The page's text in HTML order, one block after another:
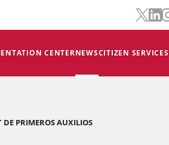
CENTERNEWSCITIZEN SERVICES
PRIMEROS AUXILIOS